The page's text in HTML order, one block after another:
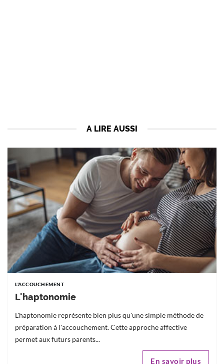
A LIRE AUSSI
L'ACCOUCHEMENT
L'haptonomie
L'haptonomie représente bien plus qu'une simple méthode de
préparation à l'accouchement. Cette approche affective
permet aux futurs parents...
En savoir plus